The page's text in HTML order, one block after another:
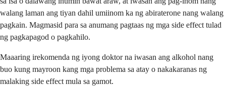
walang laman ang tiyan dahil umiinom ka ng abiraterone nang walang
pagkain. Magmasid para sa anumang pagtaas ng mga side effect tulad
ng pagkapagod o pagkahilo.
Maaaring irekomenda ng iyong doktor na iwasan ang alkohol nang
buo kung mayroon kang mga problema sa atay o nakakaranas ng
malaking side effect mula sa gamot.